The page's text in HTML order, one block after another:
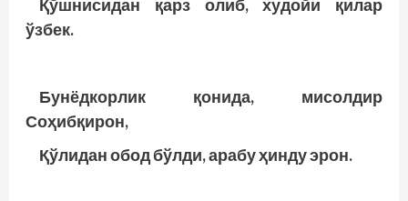
Қўшнисидан қарз олиб, худойи қилар
ўзбек.
Бунёдкорлик қонида, мисолдир
Соҳибқирон,
Қўлидан обод бўлди, арабу ҳинду эрон.